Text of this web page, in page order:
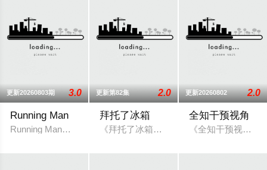
更新20260803期 3.0
Running Man
Running Man是韩国SBS电视台周末娱乐节目《星期天真好》新
更新第82集 2.0
拜托了冰箱
《拜托了冰箱》节目方式是嘉宾和自己
更新20260802 2.0
全知干预视角
《全知干预视角